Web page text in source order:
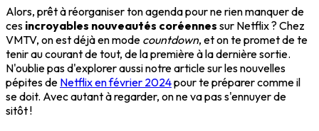
Alors, prêt à réorganiser ton agenda pour ne rien manquer de
ces incroyables nouveautés coréennes sur Netflix ? Chez
VMTV, on est déjà en mode countdown, et on te promet de te
tenir au courant de tout, de la première à la dernière sortie.
N'oublie pas d'explorer aussi notre article sur les nouvelles
pépites de Netflix en février 2024pour te préparer comme il
se doit. Avec autant à regarder, on ne va pas s'ennuyer de
sitôt !